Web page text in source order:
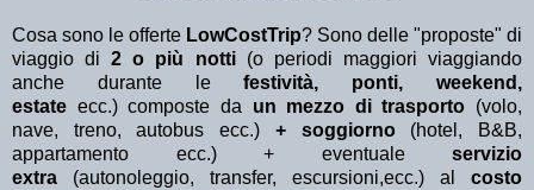
Cosa sono le offerte LowCostTrip? Sono delle "proposte" di
viaggio di2 o più notti (o periodi maggiori viaggiando
anche durante lefestività, ponti, weekend,
estate ecc.) composte da un mezzo di trasporto (volo,
nave, treno, autobus ecc.) + soggiorno(hotel, B&B,
appartamento ecc.) + eventuale servizio
extra (autonoleggio, transfer, escursioni,ecc.) al costo